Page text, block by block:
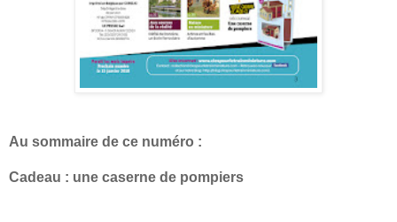
Au sommaire de ce numéro :
Cadeau : une caserne de pompiers